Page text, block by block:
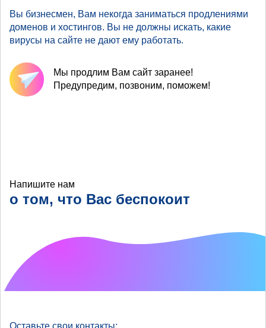
Вы бизнесмен, Вам некогда заниматься продлениями
доменов и хостингов. Вы не должны искать, какие
вирусы на сайте не дают ему работать.
Мы продлим Вам сайт заранее!
Предупредим, позвоним, поможем!
Напишите нам
о том, что Вас беспокоит